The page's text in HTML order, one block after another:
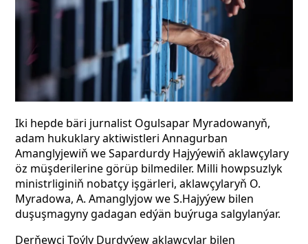
Iki hepde bäri jurnalist Ogulsapar Myradowanyň,
adam hukuklary aktiwistleri Annagurban
Amanglyjewiň we Sapardurdy Hajyýewiň aklawçylary
öz müşderilerine görüp bilmediler. Milli howpsuzlyk
ministrliginiň nobatçy işgärleri, aklawçylaryň O.
Myradowa, A. Amanglyjow we S.Hajyýew bilen
duşuşmagyny gadagan edýän buýruga salgylanýar.
Derňewçi Toýly Durdyýew aklawçylar bilen